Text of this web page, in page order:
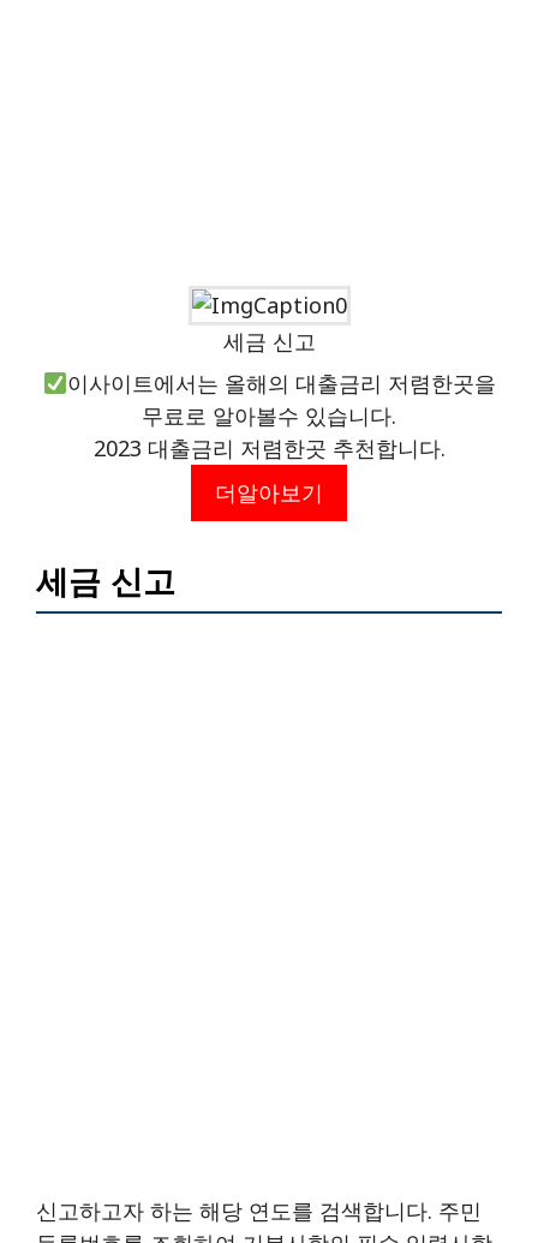
세금 신고
이사이트에서는 올해의 대출금리 저렴한곳을
무료로 알아볼수 있습니다.
2023 대출금리 저렴한곳 추천합니다.
더알아보기
세금 신고
신고하고자 하는 해당 연도를 검색합니다. 주민